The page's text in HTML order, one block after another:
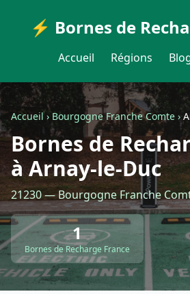
⚡ Bornes de
Accueil Régions
Accueil›Bourgogne Franche Comte ›
Bornes de
à Arnay-le-Duc
21230 — Bourgogne Franche
1
Bornes de Recharge France